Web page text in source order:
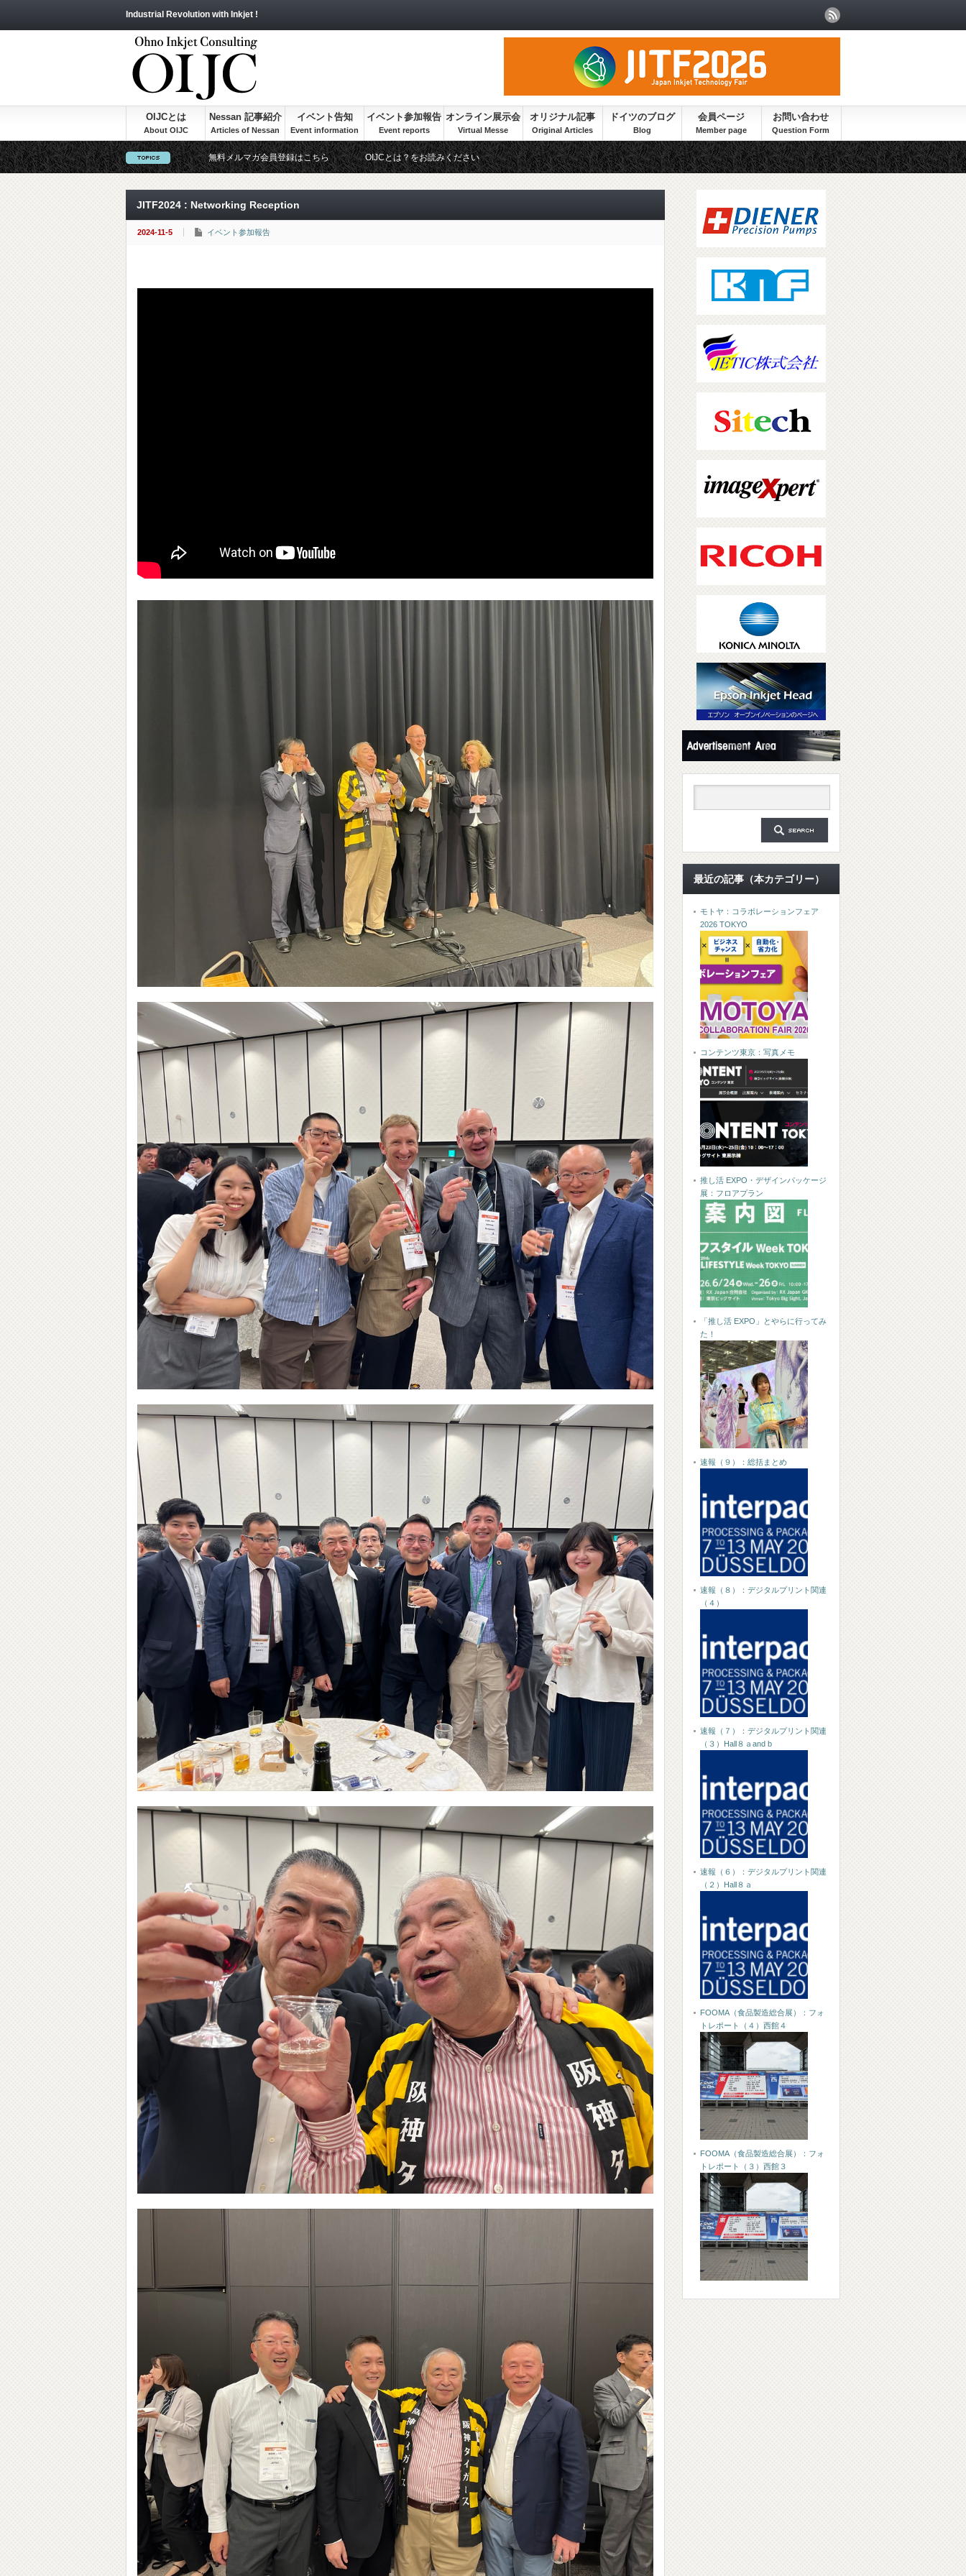
Industrial Revolution with Inkjet !
OIJCとは Nessan 記事紹介 イベント告知 イベント参加報告 オンライン展示会 オリジナル記事 ドイツのブログ 会員ページ お問い合わせ
無料メルマガ会員登録はこちら OIJCとは？をお読みください
JITF2024 : Networking Reception
2024-11-5 イベント参加報告
最近の記事（本カテゴリー）
モトヤ：コラボレーションフェア
2026 TOKYO
コンテンツ東京：写真メモ
推し活 EXPO・デザインパッケージ
展：フロアプラン
「推し活 EXPO」とやらに行ってみ
た！
速報（９）：総括まとめ
速報（８）：デジタルプリント関連
（４）
速報（７）：デジタルプリント関連
（３）Hall８ａand b
速報（６）：デジタルプリント関連
（２）Hall８ａ
FOOMA（食品製造総合展）：フォ
トレポート（４）西館４
FOOMA（食品製造総合展）：フォ
トレポート（３）西館３